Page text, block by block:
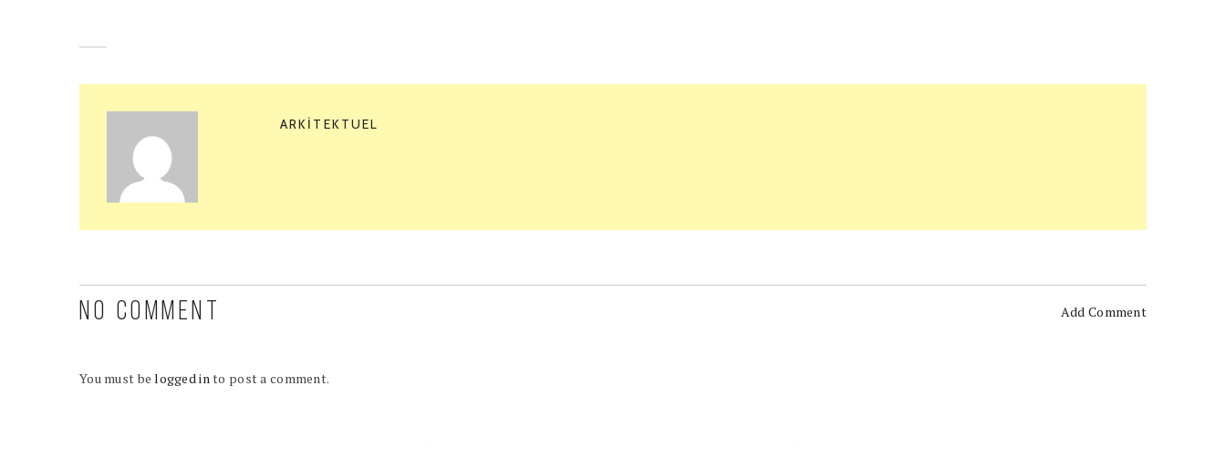
ARKITEKTUEL
NO COMMENT Add Comment
You must belogged into post a comment.